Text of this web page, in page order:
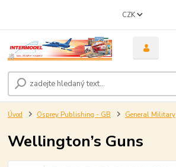
CZK
Úvod Osprey Publishing - GB General Military
Wellington’s Guns